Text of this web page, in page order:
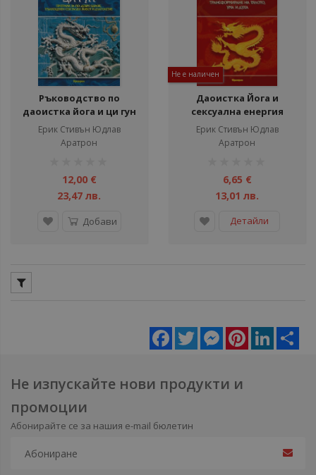
Ръководство по
даоистка йога и ци гун
Ерик Стивън Юдлав
Аратрон
12,00 €
23,47 лв.
Добави
Не е наличен
Даоистка Йога и
сексуална енергия
Ерик Стивън Юдлав
Аратрон
6,65 €
13,01 лв.
Детайли
Facebook
Twitter MessengerPinterestLinkedIn
Не изпускайте нови продукти и
промоции
Абонирайте се за нашия e-mail бюлетин